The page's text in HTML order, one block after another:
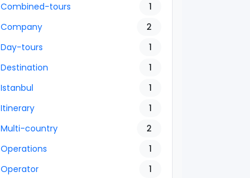
Combined-tours
1
Company
2
Day-tours
1
Destination
1
Istanbul
1
Itinerary
1
Multi-country
2
Operations
1
Operator
1